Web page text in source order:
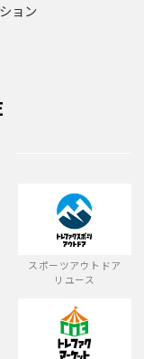
ョン
スポーツアウトドア
リユース